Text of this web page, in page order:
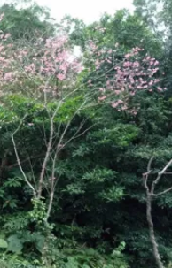
5公尺，就看到大量的水流
是山裡的伏流，但是在我